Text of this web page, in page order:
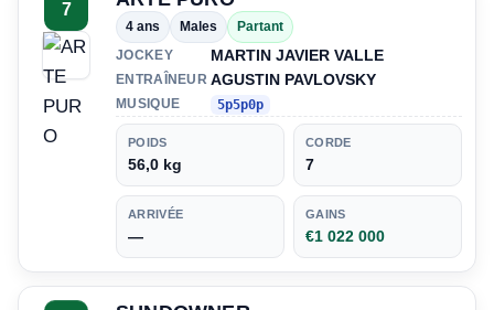
7
4 ans Males
Partant
JOCKEY
MARTIN JAVIER VALLE
ENTRAÎNEUR AGUSTIN PAVLOVSKY
MUSIQUE 5p5p0p
POIDS
56,0 kg
CORDE
7
ARRIVÉE
—
GAINS
€1 022 000